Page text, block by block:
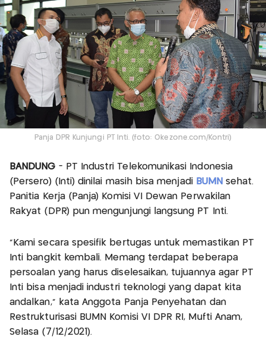
Panja DPR Kunjungi PT Inti. (foto: Okezone.com/Kontri)
BANDUNG - PT Industri Telekomunikasi Indonesia
(Persero) (Inti) dinilai masih bisa menjadi BUMNsehat.
Panitia Kerja (Panja) Komisi VI Dewan Perwakilan
Rakyat (DPR) pun mengunjungi langsung PT Inti.
“Kami secara spesifik bertugas untuk memastikan PT
Inti bangkit kembali. Memang terdapat beberapa
persoalan yang harus diselesaikan, tujuannya agar PT
Inti bisa menjadi industri teknologi yang dapat kita
andalkan,” kata Anggota Panja Penyehatan dan
Restrukturisasi BUMN Komisi VI DPR RI, Mufti Anam,
Selasa (7/12/2021).